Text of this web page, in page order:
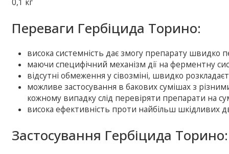
Переваги Гербіцида Торино:
висока системність дає змогу препарату швидко
маючи специфічний механізм дії на ферментну
відсутні обмеження у сівозміні, швидко
можливе застосування в бакових сумішах з
кожному випадку слід перевіряти препарати на
висока ефективність проти найбільш шкідливих
Застосування Гербіцида Торино: